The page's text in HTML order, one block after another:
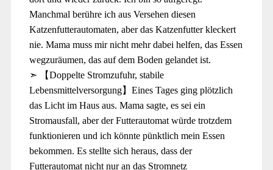
Manchmal berühre ich aus Versehen diesen
Katzenfutterautomaten, aber das Katzenfutter kleckert
nie. Mama muss mir nicht mehr dabei helfen, das Essen
wegzuräumen, das auf dem Boden gelandet ist.
➣ 【Doppelte Stromzufuhr, stabile
Lebensmittelversorgung】Eines Tages ging plötzlich
das Licht im Haus aus. Mama sagte, es sei ein
Stromausfall, aber der Futterautomat würde trotzdem
funktionieren und ich könnte pünktlich mein Essen
bekommen. Es stellte sich heraus, dass der
Futterautomat nicht nur an das Stromnetz